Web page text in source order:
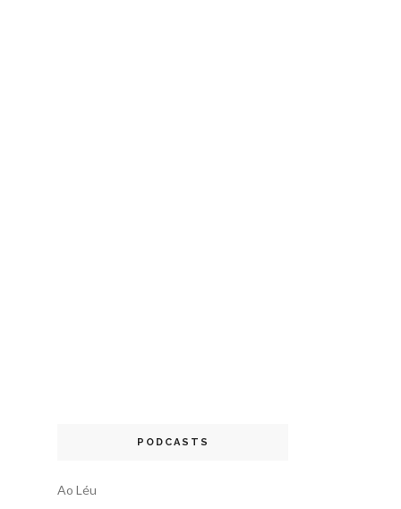
PODCASTS
Ao Léu